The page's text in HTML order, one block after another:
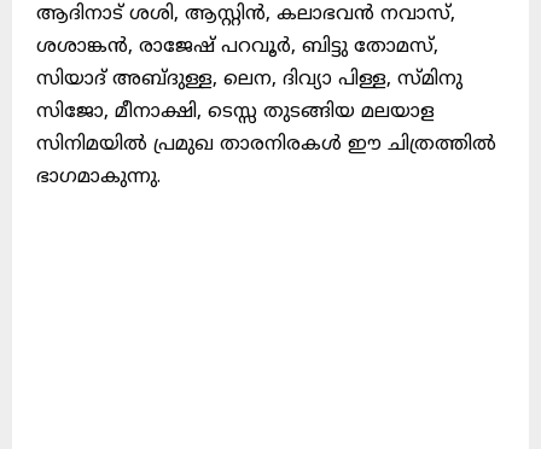
ആദിനാട് ശശി, ആസ്റ്റിൻ, കലാഭവൻ നവാസ്‌,
ശശാങ്കൻ, രാജേഷ് പറവൂർ, ബിട്ടു തോമസ്,
സിയാദ് അബ്ദുള്ള, ലെന, ദിവ്യാ പിള്ള, സ്മിനു
സിജോ, മീനാക്ഷി, ടെസ്സ തുടങ്ങിയ മലയാള
സിനിമയിൽ പ്രമുഖ താരനിരകൾ ഈ ചിത്രത്തിൽ
ഭാഗമാകുന്നു.